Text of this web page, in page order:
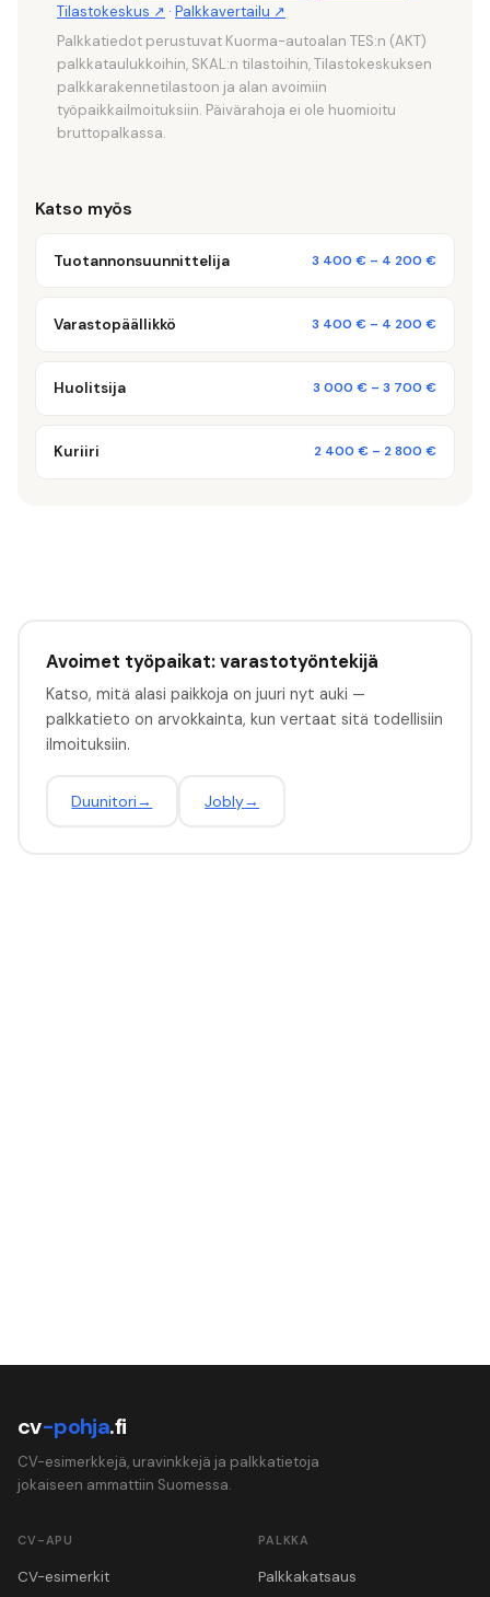
Tilastokeskus ↗ · Palkkavertailu ↗
Palkkatiedot perustuvat Kuorma-autoalan TES:n (AKT)
palkkataulukkoihin, SKAL:n tilastoihin, Tilastokeskuksen
palkkarakennetilastoon ja alan avoimiin
työpaikkailmoituksiin. Päivärahoja ei ole huomioitu
bruttopalkassa.
Katso myös
Tuotannonsuunnittelija 3 400 € – 4 200 €
Varastopäällikkö 3 400 € – 4 200 €
Huolitsija 3 000 € – 3 700 €
Kuriiri 2 400 € – 2 800 €
Avoimet työpaikat: varastotyöntekijä
Katso, mitä alasi paikkoja on juuri nyt auki —
palkkatieto on arvokkainta, kun vertaat sitä todellisiin
ilmoituksiin.
Duunitori→ Jobly→
cv-pohja.fi
CV-esimerkkejä, uravinkkejä ja palkkatietoja
jokaiseen ammattiin Suomessa.
CV-APU
CV-esimerkit
PALKKA
Palkkakatsaus